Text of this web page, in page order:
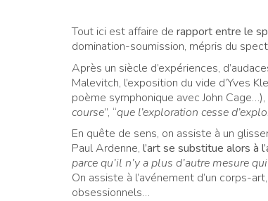
Tout ici est affaire de rapport entre le
domination-soumission, mépris du
Après un siècle d’expériences,
Malevitch, l’exposition du vide d’Yves
poème symphonique avec John
course”, “que l’exploration cesse
En quête de sens, on assiste à un
Paul Ardenne, l’art se substitue alors à
parce qu’il n’y a plus d’autre mesure
On assiste à l’avénement d’un corps-
obsessionnels…